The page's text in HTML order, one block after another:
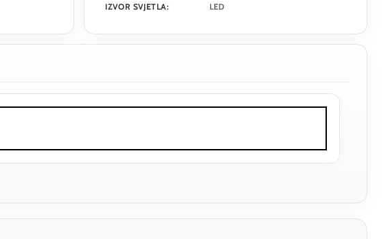
IZVOR SVJETLA: LED